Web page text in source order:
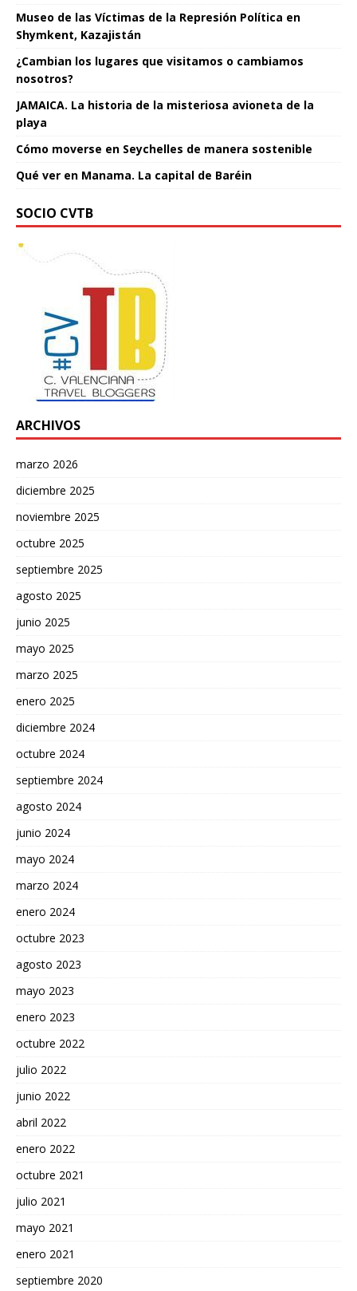
Museo de las Víctimas de la Represión Política en
Shymkent, Kazajistán
¿Cambian los lugares que visitamos o cambiamos
nosotros?
JAMAICA. La historia de la misteriosa avioneta de la
playa
Cómo moverse en Seychelles de manera sostenible
Qué ver en Manama. La capital de Baréin
SOCIO CVTB
ARCHIVOS
marzo 2026
diciembre 2025
noviembre 2025
octubre 2025
septiembre 2025
agosto 2025
junio 2025
mayo 2025
marzo 2025
enero 2025
diciembre 2024
octubre 2024
septiembre 2024
agosto 2024
junio 2024
mayo 2024
marzo 2024
enero 2024
octubre 2023
agosto 2023
mayo 2023
enero 2023
octubre 2022
julio 2022
junio 2022
abril 2022
enero 2022
octubre 2021
julio 2021
mayo 2021
enero 2021
septiembre 2020